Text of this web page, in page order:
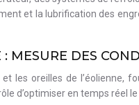
et la lubrification des
MESURE DES
et les oreilles de
d’optimiser en temps réel le